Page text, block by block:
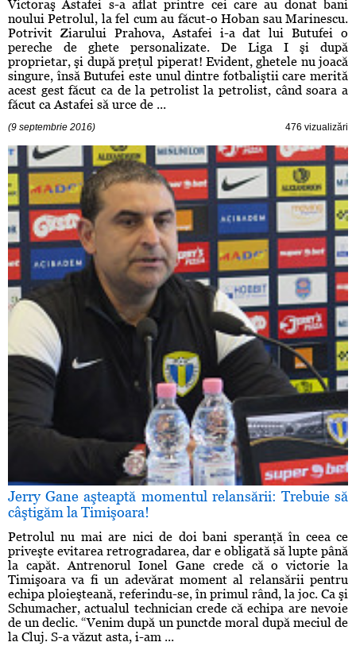
Victoraş Astafei s-a aflat printre cei care au donat bani
noului Petrolul, la fel cum au făcut-o Hoban sau Marinescu.
Potrivit Ziarului Prahova, Astafei i-a dat lui Butufei o
pereche de ghete personalizate. De Liga I şi după
proprietar, şi după preţul piperat! Evident, ghetele nu joacă
singure, însă Butufei este unul dintre fotbaliştii care merită
acest gest făcut ca de la petrolist la petrolist, când soara a
făcut ca Astafei să urce de ...
(9 septembrie 2016) 476 vizualizări
Jerry Gane aşteaptă momentul relansării: Trebuie să
câştigăm la Timişoara!
Petrolul nu mai are nici de doi bani speranţă în ceea ce
priveşte evitarea retrogradarea, dar e obligată să lupte până
la capăt. Antrenorul Ionel Gane crede că o victorie la
Timişoara va fi un adevărat moment al relansării pentru
echipa ploieşteană, referindu-se, în primul rând, la joc. Ca şi
Schumacher, actualul technician crede că echipa are nevoie
de un declic. “Venim după un punctde moral după meciul de
la Cluj. S-a văzut asta, i-am ...